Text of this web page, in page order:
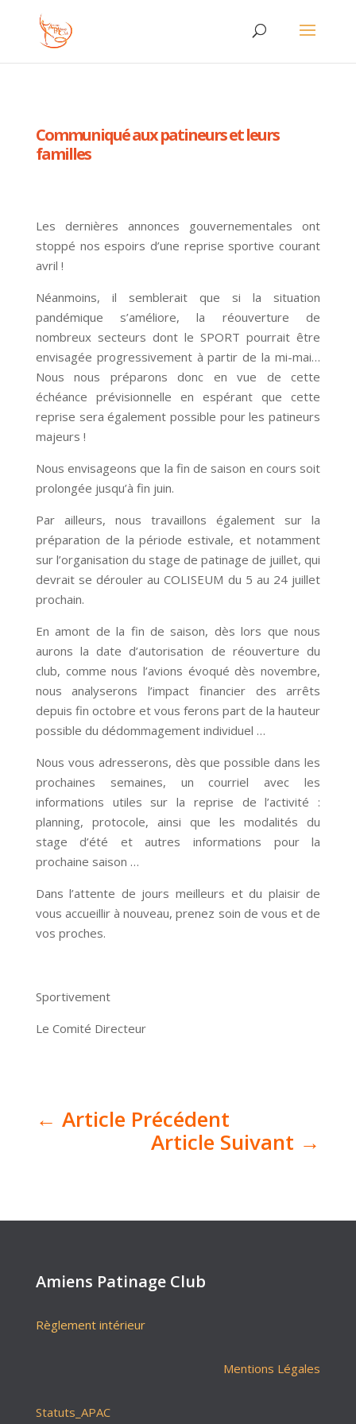
Communiqué aux patineurs et leurs
familles
Les dernières annonces gouvernementales ont
stoppé nos espoirs d’une reprise sportive courant
avril !
Néanmoins, il semblerait que si la situation
pandémique s’améliore, la réouverture de
nombreux secteurs dont le SPORT pourrait être
envisagée progressivement à partir de la mi-mai…
Nous nous préparons donc en vue de cette
échéance prévisionnelle en espérant que cette
reprise sera également possible pour les patineurs
majeurs !
Nous envisageons que la fin de saison en cours soit
prolongée jusqu’à fin juin.
Par ailleurs, nous travaillons également sur la
préparation de la période estivale, et notamment
sur l’organisation du stage de patinage de juillet, qui
devrait se dérouler au COLISEUM du 5 au 24 juillet
prochain.
En amont de la fin de saison, dès lors que nous
aurons la date d’autorisation de réouverture du
club, comme nous l’avions évoqué dès novembre,
nous analyserons l’impact financier des arrêts
depuis fin octobre et vous ferons part de la hauteur
possible du dédommagement individuel …
Nous vous adresserons, dès que possible dans les
prochaines semaines, un courriel avec les
informations utiles sur la reprise de l’activité :
planning, protocole, ainsi que les modalités du
stage d’été et autres informations pour la
prochaine saison …
Dans l’attente de jours meilleurs et du plaisir de
vous accueillir à nouveau, prenez soin de vous et de
vos proches.
Sportivement
Le Comité Directeur
← Article Précédent
Article Suivant →
Amiens Patinage Club
Règlement intérieur
Mentions Légales
Statuts_APAC